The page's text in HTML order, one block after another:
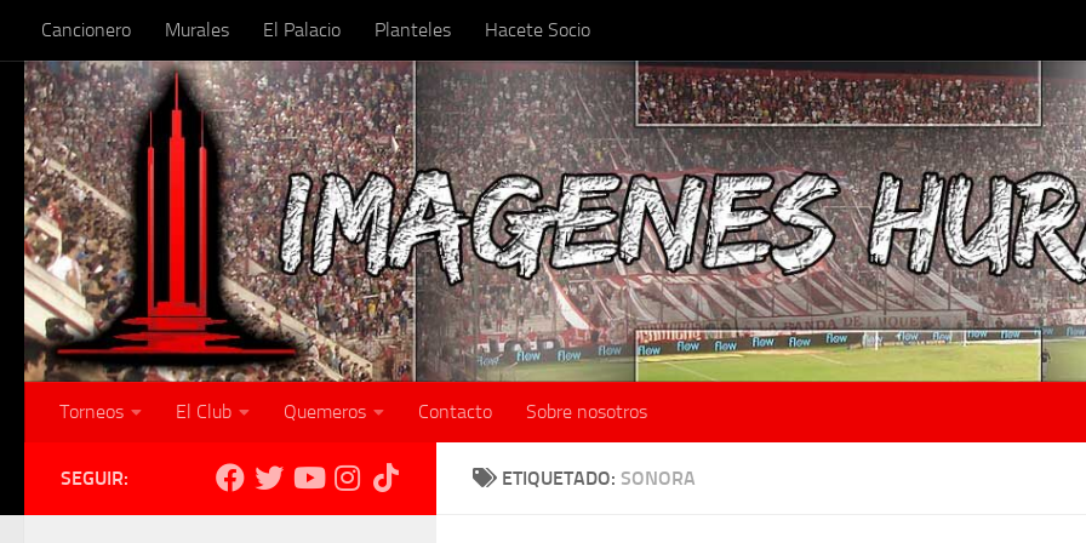
Skip to content
Cancionero Murales El Palacio Planteles Hacete Socio
Torneos El Club Quemeros Contacto Sobre nosotros
ETIQUETADO: SONORA
SEGUIR: